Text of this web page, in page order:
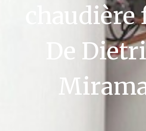
De